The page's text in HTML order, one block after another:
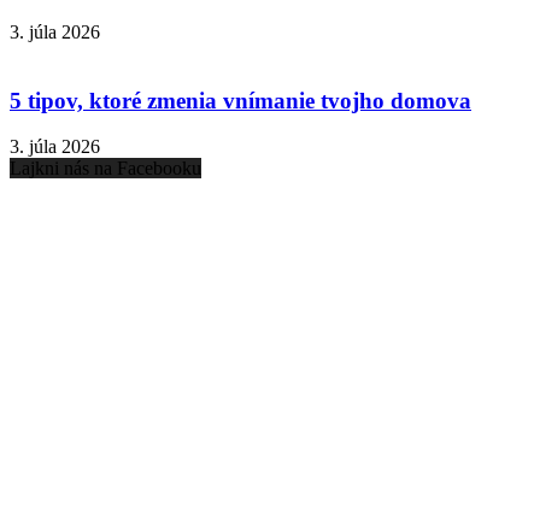
3. júla 2026
5 tipov, ktoré zmenia vnímanie tvojho domova
3. júla 2026
Lajkni nás na Facebooku